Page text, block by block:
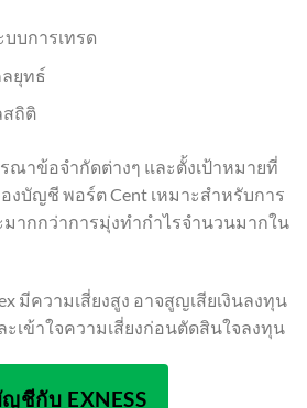
บการเทรด
ยุทธ์
สถิติ
ณาข้อจำกัดต่างๆ และตั้งเป้าหมายที่
บัญชี พอร์ต Cent เหมาะสำหรับการ
ากกว่าการมุ่งทำกำไรจำนวนมากใน
มีความเสี่ยงสูง อาจสูญเสียเงินลงทุน
เข้าใจความเสี่ยงก่อนตัดสินใจลงทุน
ชีกับ EXNESS